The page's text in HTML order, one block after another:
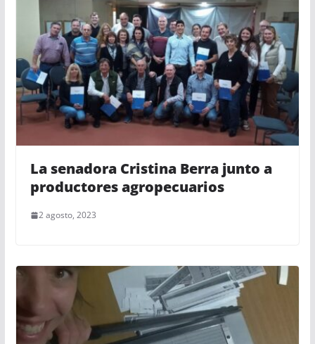
La senadora Cristina Berra junto a
productores agropecuarios
2 agosto, 2023